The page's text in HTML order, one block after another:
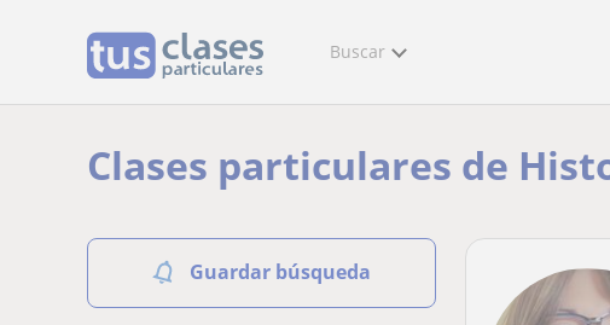
Buscar
Clases particulares de
Guardar búsqueda